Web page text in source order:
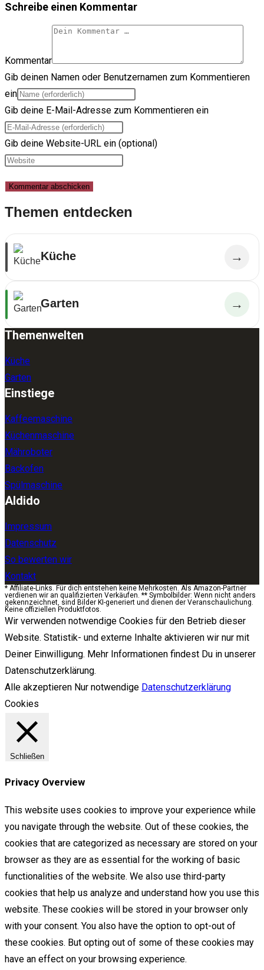
Schreibe einen Kommentar
Kommentar
Gib deinen Namen oder Benutzernamen zum Kommentieren
ein
Gib deine E-Mail-Adresse zum Kommentieren ein
Gib deine Website-URL ein (optional)
Themen entdecken
Küche →
Garten →
Themenwelten
Küche
Garten
Einstiege
Kaffeemaschine
Küchenmaschine
Mähroboter
Backofen
Spülmaschine
Aldido
Impressum
Datenschutz
So bewerten wir
Kontakt
* Affiliate-Links. Für dich entstehen keine Mehrkosten. Als Amazon-Partner
verdienen wir an qualifizierten Verkäufen. ** Symbolbilder: Wenn nicht anders
gekennzeichnet, sind Bilder KI-generiert und dienen der Veranschaulichung.
Keine offiziellen Produktfotos.
Wir verwenden notwendige Cookies für den Betrieb dieser
Website. Statistik- und externe Inhalte aktivieren wir nur mit
Deiner Einwilligung. Mehr Informationen findest Du in unserer
Datenschutzerklärung.
Alle akzeptieren Nur notwendige Datenschutzerklärung
Cookies
Schließen
Privacy Overview
This website uses cookies to improve your experience while
you navigate through the website. Out of these cookies, the
cookies that are categorized as necessary are stored on your
browser as they are as essential for the working of basic
functionalities of the website. We also use third-party
cookies that help us analyze and understand how you use this
website. These cookies will be stored in your browser only
with your consent. You also have the option to opt-out of
these cookies. But opting out of some of these cookies may
have an effect on your browsing experience.